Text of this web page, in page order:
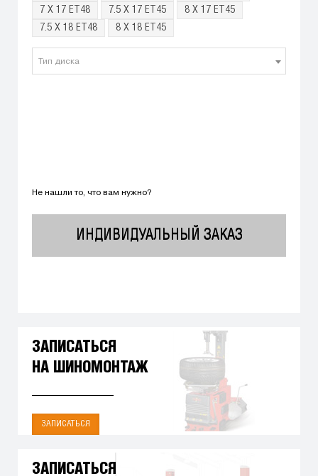
7 X 17 ET48
7.5 X 17 ET45
8 X 17 ET45
7.5 X 18 ET48
8 X 18 ET45
Тип диска
Не нашли то, что вам нужно?
ИНДИВИДУАЛЬНЫЙ ЗАКАЗ
ЗАПИСАТЬСЯ
НА ШИНОМОНТАЖ
ЗАПИСАТЬСЯ
ЗАПИСАТЬСЯ